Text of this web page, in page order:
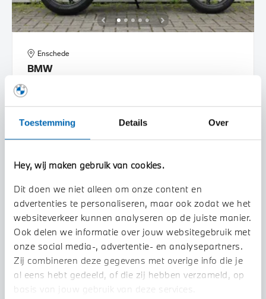
Toestemming Details Over
Hey, wij maken gebruik van cookies.
Dit doen we niet alleen om onze content en
advertenties te personaliseren, maar ook zodat we het
websiteverkeer kunnen analyseren op de juiste manier.
Ook delen we informatie over jouw websitegebruik met
onze social media-, advertentie- en analysepartners.
Zij combineren deze gegevens met overige info die je
al eens hebt gedeeld, of die zij hebben verzameld, op
basis van jouw gebruik van deze services.
Enschede
BMW
€ 10.445of€ 152